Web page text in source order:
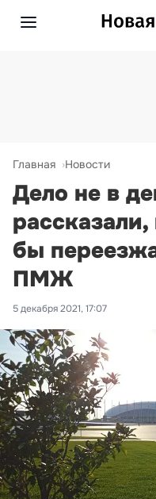
Главная Новости
Дело не в
бы
ПМЖ
5 декабря 2021, 17:07